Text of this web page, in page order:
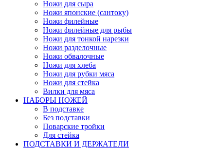
Ножи для сыра
Ножи японские (сантоку)
Ножи филейные
Ножи филейные для рыбы
Ножи для тонкой нарезки
Ножи разделочные
Ножи обвалочные
Ножи для хлеба
Ножи для рубки мяса
Ножи для стейка
Вилки для мяса
НАБОРЫ НОЖЕЙ
В подставке
Без подставки
Поварские тройки
Для стейка
ПОДСТАВКИ И ДЕРЖАТЕЛИ